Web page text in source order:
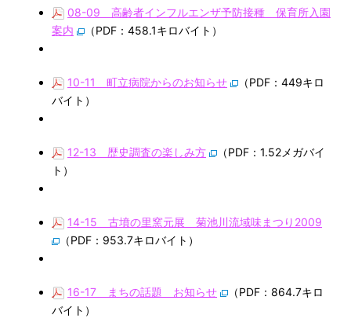
08-09 高齢者インフルエンザ予防接種 保育所入園
案内
（PDF：458.1キロバイト）
10-11 町立病院からのお知らせ
（PDF：449キロ
バイト）
12-13 歴史調査の楽しみ方
（PDF：1.52メガバイ
ト）
14-15 古墳の里窯元展 菊池川流域味まつり2009
（PDF：953.7キロバイト）
16-17 まちの話題 お知らせ
（PDF：864.7キロ
バイト）